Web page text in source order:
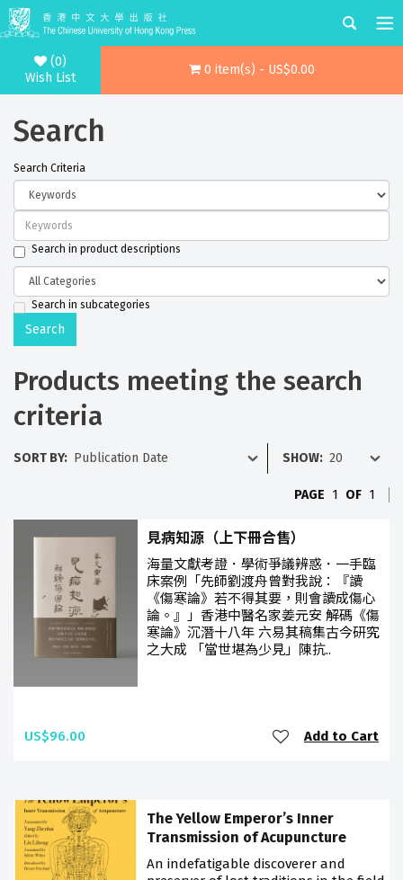
(0)
Wish List
0 item(s) - US$0.00
Search
Search Criteria
Search in product descriptions
Search in subcategories
Products meeting the search
criteria
SORT BY: SHOW:
PAGE 1 OF 1
見病知源（上下冊合售）
海量文獻考證．學術爭議辨惑．一手臨
床案例「先師劉渡舟曾對我說：『讀
《傷寒論》若不得其要，則會讀成傷心
論。』」香港中醫名家姜元安 解碼《傷
寒論》沉潛十八年 六易其稿集古今研究
之大成 「當世堪為少見」陳抗..
US$96.00 Add to Cart
The Yellow Emperor’s Inner
Transmission of Acupuncture
An indefatigable discoverer and